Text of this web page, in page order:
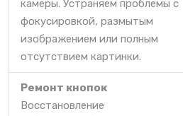
камеры. Устраняем проблемы с
фокусировкой, размытым
изображением или полным
отсутствием картинки.
Ремонт кнопок
Восстановление